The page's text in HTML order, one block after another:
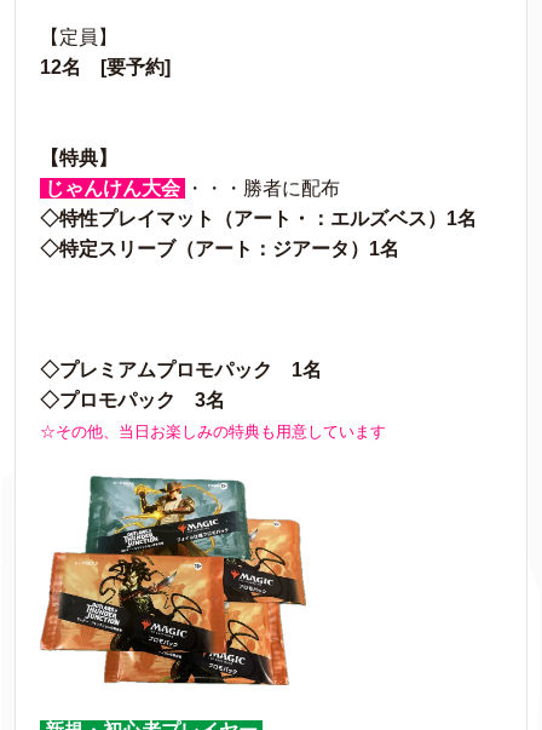
【定員】
12名 [要予約]
【特典】
じゃんけん大会
・・・勝者に配布
◇特性プレイマット（アート・：エルズベス）1名
◇特定スリーブ（アート：ジアータ）1名
◇プレミアムプロモパック 1名
◇プロモパック 3名
☆その他、当日お楽しみの特典も用意しています